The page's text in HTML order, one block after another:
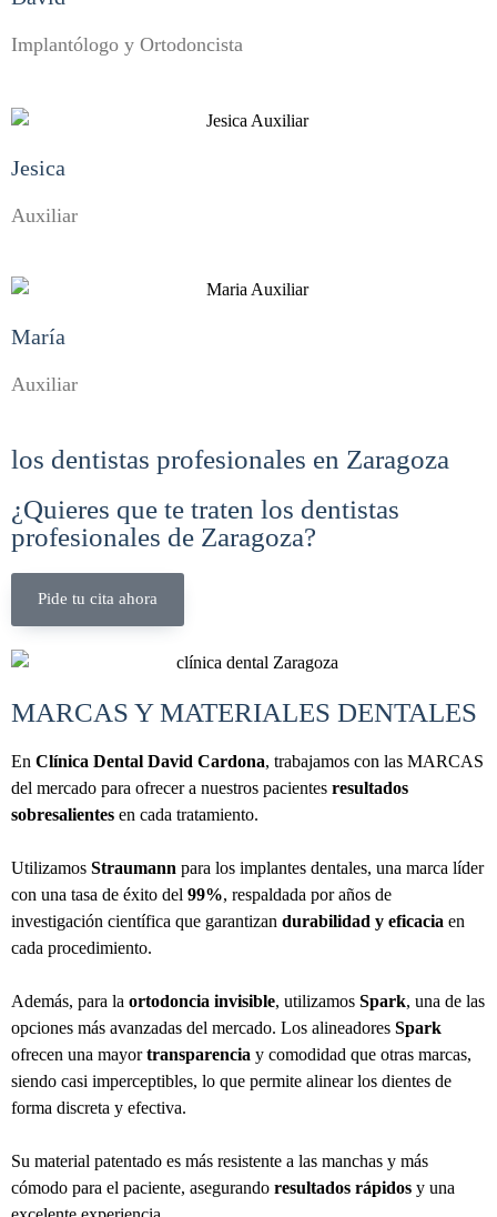
Implantólogo y Ortodoncista
María
Auxiliar
Jesica
Auxiliar
los dentistas profesionales en Zaragoza
¿Quieres que te traten los dentistas
profesionales de Zaragoza?
Pide tu cita ahora
MARCAS Y MATERIALES DENTALES
En Clínica Dental David Cardona, trabajamos con las MARCAS
del mercado para ofrecer a nuestros pacientes resultados
sobresalientes en cada tratamiento.
Utilizamos Straumann para los implantes dentales, una marca líder
con una tasa de éxito del 99%, respaldada por años de
investigación científica que garantizan durabilidad y eficacia en
cada procedimiento.
Además, para la ortodoncia invisible, utilizamos Spark, una de las
opciones más avanzadas del mercado. Los alineadores Spark
ofrecen una mayortransparencia y comodidad que otras marcas,
siendo casi imperceptibles, lo que permite alinear los dientes de
forma discreta y efectiva.
Su material patentado es más resistente a las manchas y más
cómodo para el paciente, asegurando resultados rápidos y una